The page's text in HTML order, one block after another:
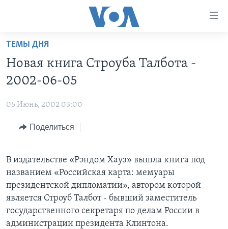
Перейти
основной
контент
навигации
НОВОСТИ ЗА МИНУТУ
ИТОГИ
ДИСКУССИЯ VOA
ДЕТАЛИ
НЬЮ-ЙОРК NEW YORK
АМЕРИКА. БОЛЬШОЕ ПУТЕШЕСТВИЕ
УЧИМ АНГЛИЙСКИЙ
НАША АМЕРИКАНСКАЯ ИСТОРИЯ
АРТЕФАКТЫ
АМЕРИКАНСКИЕ ГОРОДКИ
ТЕСТЫ
ЭКСПЕРТИЗА
ИНТЕРВЬЮ
ЗА СВОБОДУ ПРЕССЫ
УЧИМ АНГЛИЙСКИЙ
ВИДЕО
ПОДПИСКА НА НОВОСТИ
ТЕМЫ ДНЯ
Новая книга Строуба Талбота -
2002-06-05
05 Июнь, 2002 03:00
Поделиться
В издательстве «Рэндом Хауз» вышла книга под
названием «Российская карта: мемуары
президентской дипломатии», автором которой
является Строуб Талбот - бывший заместитель
государственного секретаря по делам России в
администрации президента Клинтона.